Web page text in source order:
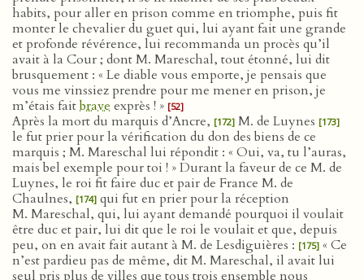
habits, pour aller en prison comme en triomphe, puis fit
monter le chevalier du guet qui, lui ayant fait une grande
et profonde révérence, lui recommanda un procès qu’il
avait à la Cour ; dont M. Mareschal, tout étonné, lui dit
brusquement : « Le diable vous emporte, je pensais que
vous me vinssiez prendre pour me mener en prison, je
m’étais faitbrave exprès ! » [52]
Après la mort du marquis d’Ancre, [172] M. de Luynes [173]
le fut prier pour la vérification du don des biens de ce
marquis ; M. Mareschal lui répondit : « Oui, va, tu l’auras,
mais bel exemple pour toi ! » Durant la faveur de ce M. de
Luynes, le roi fit faire duc et pair de France M. de
Chaulnes, [174] qui fut en prier pour la réception
M. Mareschal, qui, lui ayant demandé pourquoi il voulait
être duc et pair, lui dit que le roi le voulait et que, depuis
peu, on en avait fait autant à M. de Lesdiguières : [175] « Ce
n’est pardieu pas de même, dit M. Mareschal, il avait lui
seul pris plus de villes que tous trois ensemble nous